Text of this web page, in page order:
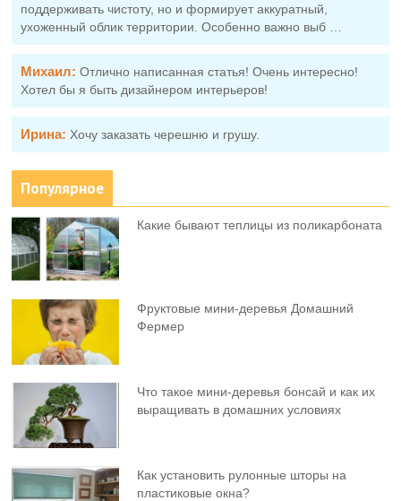
поддерживать чистоту, но и формирует аккуратный,
ухоженный облик территории. Особенно важно выб …
Михаил: Отлично написанная статья! Очень интересно!
Хотел бы я быть дизайнером интерьеров!
Ирина: Хочу заказать черешню и грушу.
Популярное
Какие бывают теплицы из поликарбоната
Фруктовыe мини-деревья Домашний
Фермер
Что такое мини-деревья бонсай и как их
выращивать в домашних условиях
Как установить рулонные шторы на
пластиковые окна?